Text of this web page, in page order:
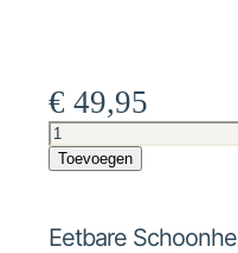
€ 49,95
Eetbare
Schoonheid
(nieuwe
Toevoegen
Eetbare